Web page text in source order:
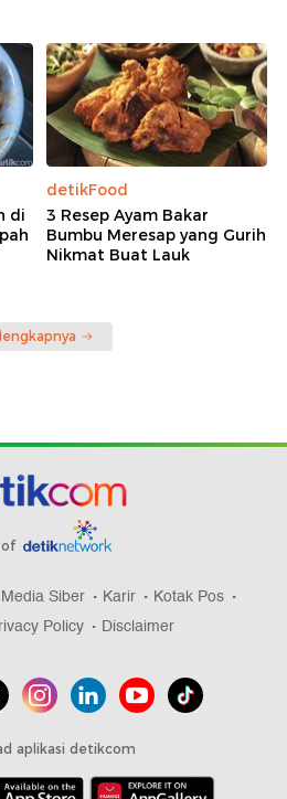
di
detikFood
3 Resep Ayam Bakar
Bumbu Meresap yang Gurih
Nikmat Buat Lauk
of
Siber Karir
Kotak Pos
Policy Disclaimer
aplikasi detikcom